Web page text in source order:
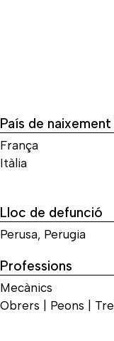
País de
França
Itàlia
Lloc de defunció
Perusa, Perugia
Professions
Mecànics
Obrers | Peons |